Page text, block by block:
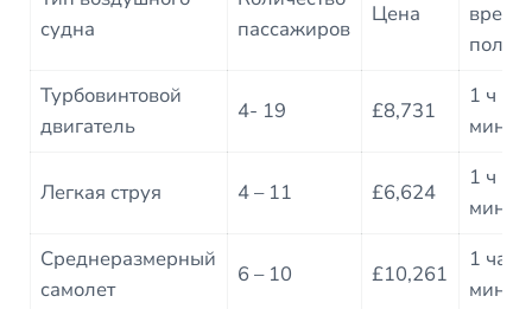
судна
пассажиров
Цена
время
Турбовинтовой
двигатель
4- 19 £8,731
1 ч 25
мин
Легкая струя 4 – 11 £6,624
1 ч 10
мин
Среднеразмерный
самолет
6 – 10 £10,261
1 час
минут